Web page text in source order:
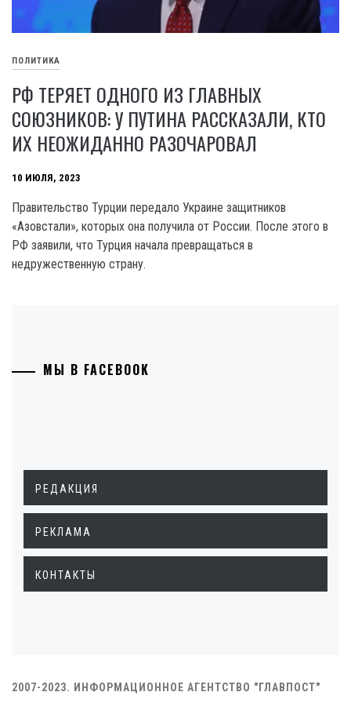
ПОЛИТИКА
РФ ТЕРЯЕТ ОДНОГО ИЗ ГЛАВНЫХ
СОЮЗНИКОВ: У ПУТИНА РАССКАЗАЛИ, КТО
ИХ НЕОЖИДАННО РАЗОЧАРОВАЛ
10 ИЮЛЯ, 2023
Правительство Турции передало Украине защитников
«Азовстали», которых она получила от России. После этого в
РФ заявили, что Турция начала превращаться в
недружественную страну.
МЫ В FACEBOOK
РЕДАКЦИЯ
РЕКЛАМА
КОНТАКТЫ
2007-2023. ИНФОРМАЦИОННОЕ АГЕНТСТВО "ГЛАВПОСТ"